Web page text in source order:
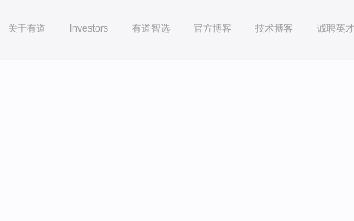
关于有道 Investors 有道智选 官方博客 技术博客 诚聘英才